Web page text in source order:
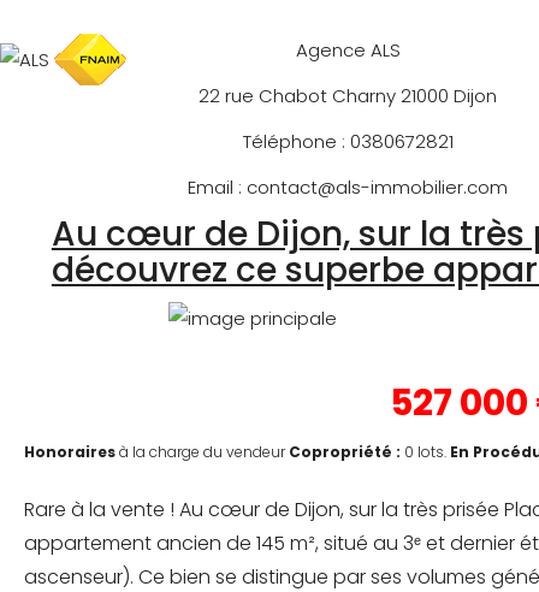
Agence ALS
22 rue Chabot Charny 21000 Dijon
Téléphone : 0380672821
Email : contact@als-immobilier.com
Au cœur de Dijon, sur la très
découvrez ce superbe
527
Honorairesà la charge du vendeurCopropriété : 0 lots. En
Rare à la vente ! Au cœur de Dijon, sur la très prisée
appartement ancien de 145 m², situé au 3ᵉ et dernier
ascenseur). Ce bien se distingue par ses volumes